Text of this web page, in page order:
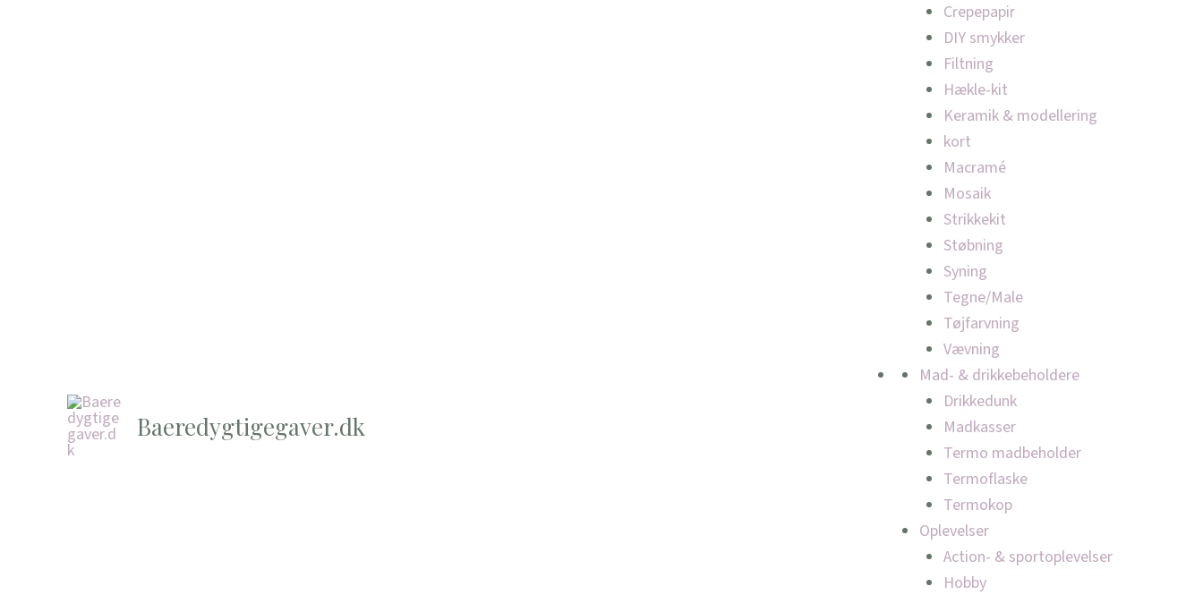
Baeredygtigegaver.dk
Crepepapir
DIY smykker
Filtning
Hækle-kit
Keramik & modellering
kort
Macramé
Mosaik
Strikkekit
Støbning
Syning
Tegne/Male
Tøjfarvning
Vævning
Mad- & drikkebeholdere
Drikkedunk
Madkasser
Termo madbeholder
Termoflaske
Termokop
Oplevelser
Action- & sportoplevelser
Hobby